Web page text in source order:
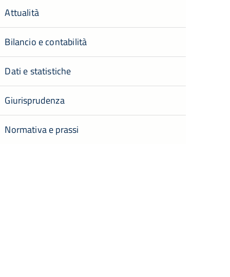
Attualità
Bilancio e contabilità
Dati e statistiche
Giurisprudenza
Normativa e prassi